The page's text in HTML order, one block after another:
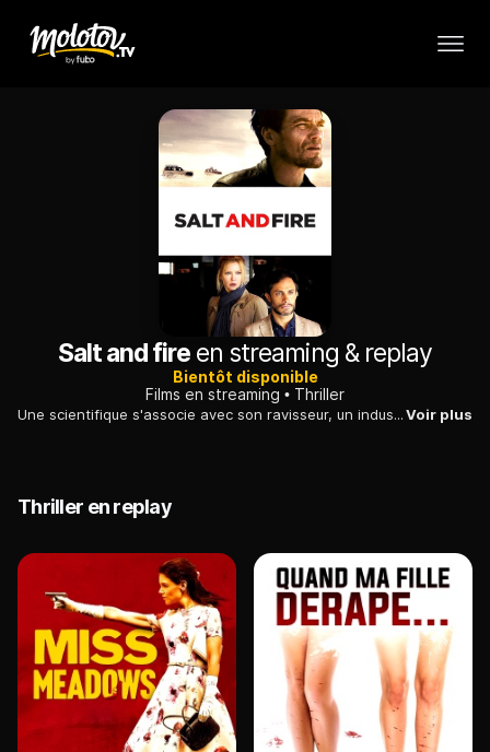
Salt and fireen streaming & replay
Bientôt disponible
Films en streaming
Thriller
Une scientifique s'associe avec son ravisseur, un industriel repenti, pour éviter une catastrophe écologique dans une région reculée d'Amérique du sud.Voir plus
Thriller en replay